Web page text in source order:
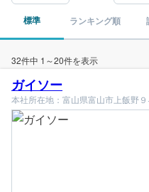
標準 ランキング順
32件中 1～20件を表示
ガイソー
本社所在地：富山県富山市上飯野９